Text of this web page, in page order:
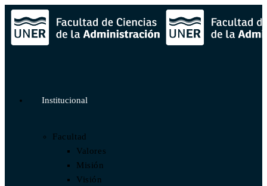
Institucional
Facultad
Valores
Misión
Visión